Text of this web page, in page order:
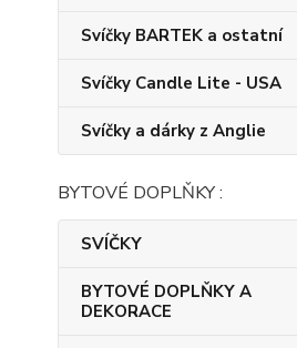
Svíčky BARTEK a ostatní
Svíčky Candle Lite - USA
Svíčky a dárky z Anglie
BYTOVÉ DOPLŇKY :
SVÍČKY
BYTOVÉ DOPLŇKY A
DEKORACE